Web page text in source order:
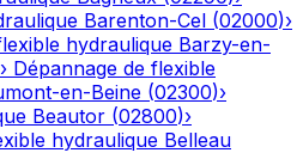
Barenton-Cel (02000)›
hydraulique Barzy-en-
› Dépannage de flexible
en-Beine (02300)›
Beautor (02800)›
hydraulique Belleau